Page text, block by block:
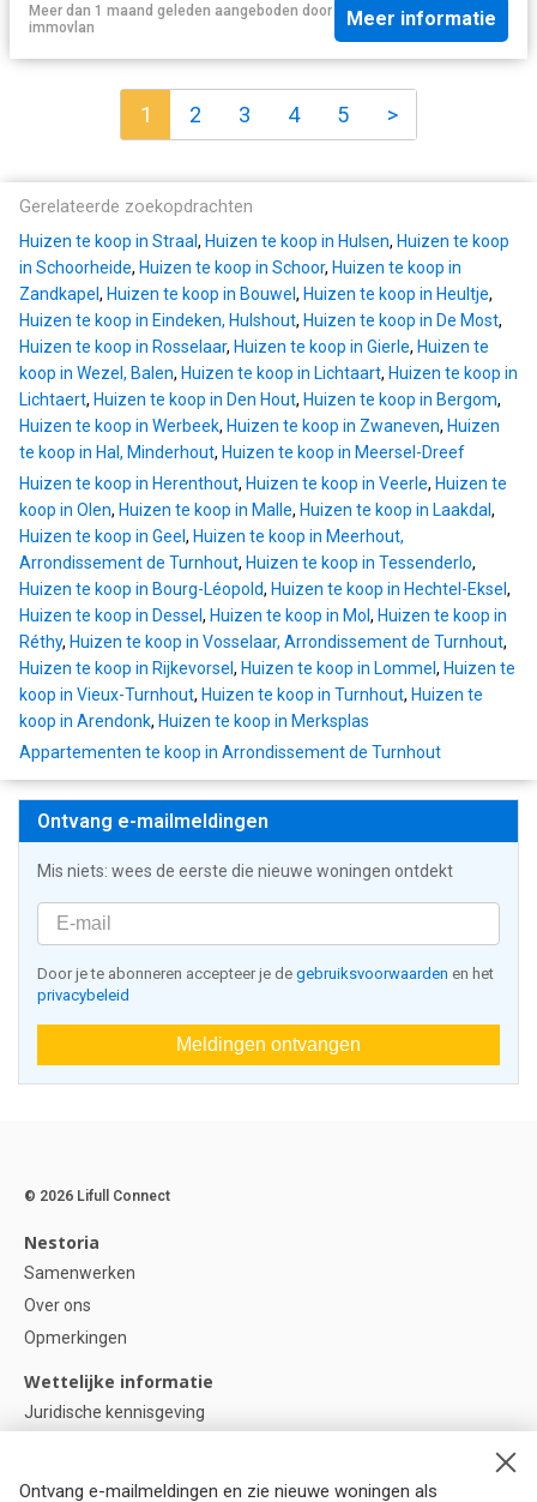
Meer dan 1 maand geleden aangeboden door
immovlan
Meer informatie
1 2 3 4 5 >
Gerelateerde zoekopdrachten
Huizen te koop in Straal, Huizen te koop in Hulsen, Huizen te koop
in Schoorheide, Huizen te koop in Schoor, Huizen te koop in
Zandkapel , Huizen te koop in Bouwel , Huizen te koop in Heultje,
Huizen te koop in Eindeken, Hulshout, Huizen te koop in De Most,
Huizen te koop in Rosselaar, Huizen te koop in Gierle, Huizen te
koop in Wezel, Balen, Huizen te koop in Lichtaart, Huizen te koop in
Lichtaert, Huizen te koop in Den Hout, Huizen te koop in Bergom,
Huizen te koop in Werbeek, Huizen te koop in Zwaneven, Huizen
te koop in Hal, Minderhout, Huizen te koop in Meersel-Dreef
Huizen te koop in Herenthout, Huizen te koop in Veerle, Huizen te
koop in Olen, Huizen te koop in Malle, Huizen te koop in Laakdal,
Huizen te koop in Geel , Huizen te koop in Meerhout,
Arrondissement de Turnhout, Huizen te koop in Tessenderlo,
Huizen te koop in Bourg-Léopold, Huizen te koop in Hechtel-Eksel ,
Huizen te koop in Dessel , Huizen te koop in Mol , Huizen te koop in
Réthy, Huizen te koop in Vosselaar, Arrondissement de Turnhout,
Huizen te koop in Rijkevorsel , Huizen te koop in Lommel , Huizen te
koop in Vieux-Turnhout, Huizen te koop in Turnhout, Huizen te
koop in Arendonk, Huizen te koop in Merksplas
Appartementen te koop in Arrondissement de Turnhout
Ontvang e-mailmeldingen
Mis niets: wees de eerste die nieuwe woningen ontdekt
Door je te abonneren accepteer je de gebruiksvoorwaarden en het
privacybeleid
Meldingen ontvangen
Ontvang e-mailmeldingen en zie nieuwe woningen als
© 2026 Lifull Connect
Nestoria
Samenwerken
Over ons
Opmerkingen
Wettelijke informatie
Juridische kennisgeving